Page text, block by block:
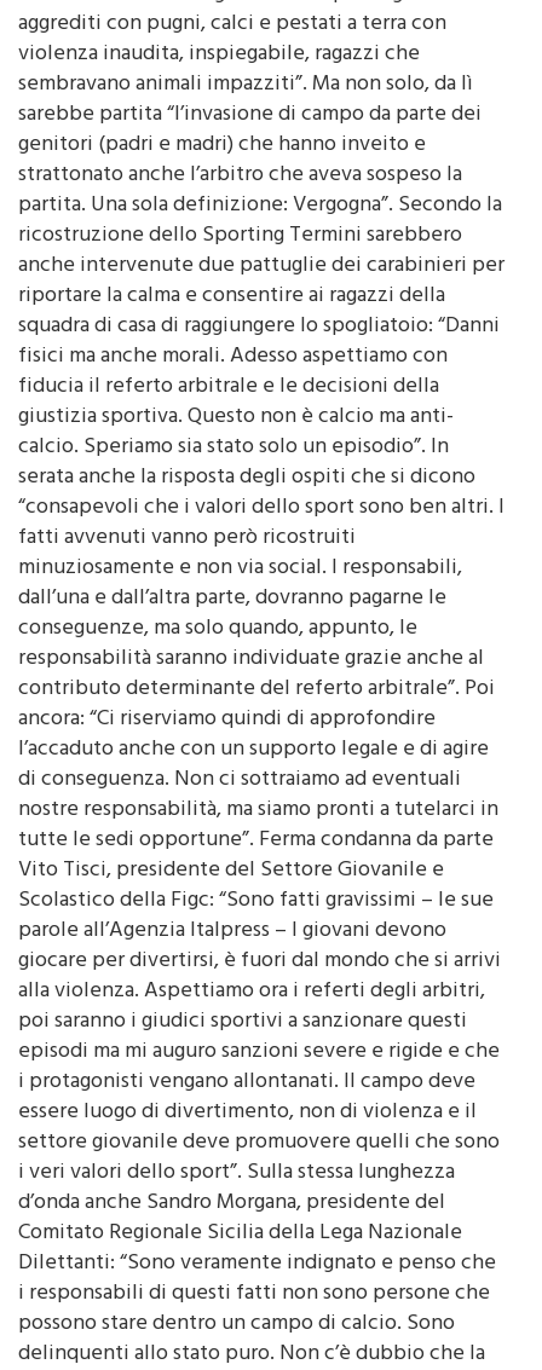
violenza inaudita, inspiegabile, ragazzi che
sembravano animali impazziti”. Ma non solo, da lì
sarebbe partita “l’invasione di campo da parte dei
genitori (padri e madri) che hanno inveito e
strattonato anche l’arbitro che aveva sospeso la
partita. Una sola definizione: Vergogna”. Secondo la
ricostruzione dello Sporting Termini sarebbero
anche intervenute due pattuglie dei carabinieri per
riportare la calma e consentire ai ragazzi della
squadra di casa di raggiungere lo spogliatoio: “Danni
fisici ma anche morali. Adesso aspettiamo con
fiducia il referto arbitrale e le decisioni della
giustizia sportiva. Questo non è calcio ma anti-
calcio. Speriamo sia stato solo un episodio”. In
serata anche la risposta degli ospiti che si dicono
“consapevoli che i valori dello sport sono ben altri. I
fatti avvenuti vanno però ricostruiti
minuziosamente e non via social. I responsabili,
dall’una e dall’altra parte, dovranno pagarne le
conseguenze, ma solo quando, appunto, le
responsabilità saranno individuate grazie anche al
contributo determinante del referto arbitrale”. Poi
ancora: “Ci riserviamo quindi di approfondire
l’accaduto anche con un supporto legale e di agire
di conseguenza. Non ci sottraiamo ad eventuali
nostre responsabilità, ma siamo pronti a tutelarci in
tutte le sedi opportune”. Ferma condanna da parte
Vito Tisci, presidente del Settore Giovanile e
Scolastico della Figc: “Sono fatti gravissimi – le sue
parole all’Agenzia Italpress – I giovani devono
giocare per divertirsi, è fuori dal mondo che si arrivi
alla violenza. Aspettiamo ora i referti degli arbitri,
poi saranno i giudici sportivi a sanzionare questi
episodi ma mi auguro sanzioni severe e rigide e che
i protagonisti vengano allontanati. Il campo deve
essere luogo di divertimento, non di violenza e il
settore giovanile deve promuovere quelli che sono
i veri valori dello sport”. Sulla stessa lunghezza
d’onda anche Sandro Morgana, presidente del
Comitato Regionale Sicilia della Lega Nazionale
Dilettanti: “Sono veramente indignato e penso che
i responsabili di questi fatti non sono persone che
possono stare dentro un campo di calcio. Sono
delinquenti allo stato puro. Non c’è dubbio che la
giustizia sportiva valuterà i referti degli arbitri, che